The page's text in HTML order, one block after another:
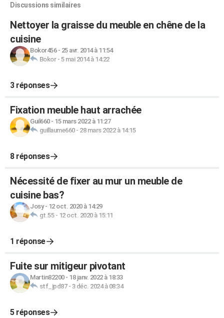
Discussions similaires
Nettoyer la graisse du meuble en chêne de la
cuisine
Bokor456- 25 avr. 2014 à 11:54
Bokor- 5 mai 2014 à 14:22
3 réponses
Fixation meuble haut arrachée
Guil660- 15 mars 2022 à 11:27
guillaume660- 28 mars 2022 à 14:15
8 réponses
Nécessité de fixer au mur un meuble de
cuisine bas?
Josy- 12 oct. 2020 à 14:29
gt.55- 12 oct. 2020 à 15:11
1 réponse
Fuite sur mitigeur pivotant
Martin82200- 18 janv. 2022 à 18:33
stf_jpd87- 3 déc. 2024 à 08:34
5 réponses